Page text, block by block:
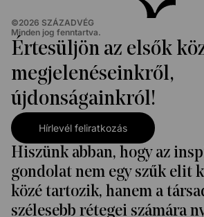
©2026 SZÁZADVÉG
Minden jog fenntartva.
Értesüljön az elsők
megjelenéseinkről,
újdonságainkról!
Hírlevél feliratkozás
Hiszünk abban, hogy az
gondolat nem egy szűk elit
közé tartozik, hanem a
szélesebb rétegei számára